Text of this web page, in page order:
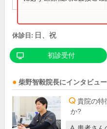
休診日: 日、祝
初診受付
柴野智毅院長にインタビュー
貴院の特
か?